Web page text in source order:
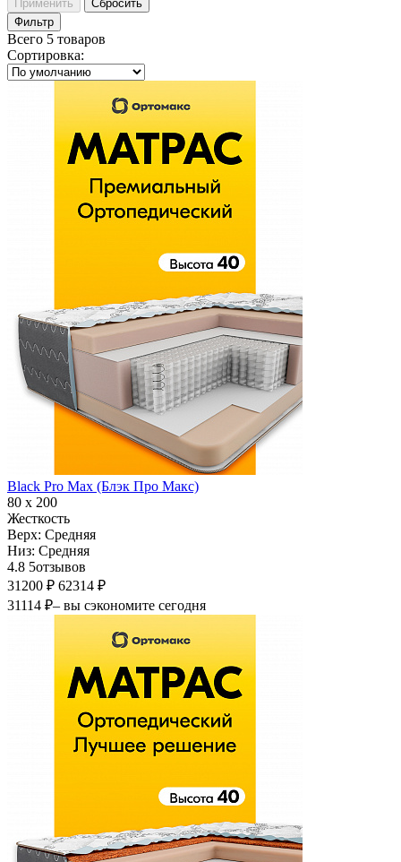
Применить
Сбросить
Фильтр
Всего 5 товаров
Сортировка:
Black Pro Max (Блэк Про Макс)
80 х 200
Жесткость
Верх: Средняя
Низ: Средняя
4.8 5отзывов
31200 ₽ 62314 ₽
31114 ₽– вы сэкономите сегодня